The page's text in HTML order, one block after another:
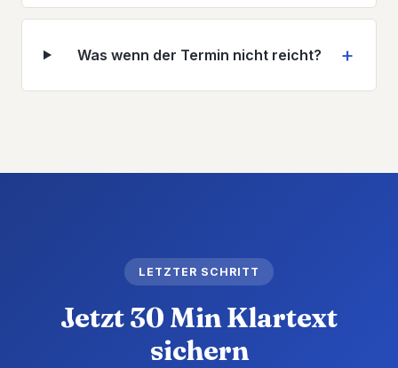
Was wenn der Termin nicht reicht?
LETZTER SCHRITT
Jetzt 30 Min Klartext
sichern